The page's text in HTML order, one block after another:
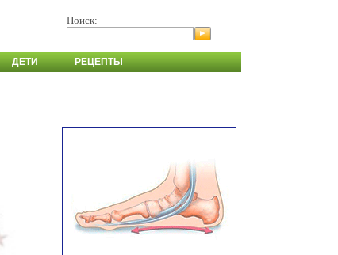
Поиск:
ДЕТИ РЕЦЕПТЫ